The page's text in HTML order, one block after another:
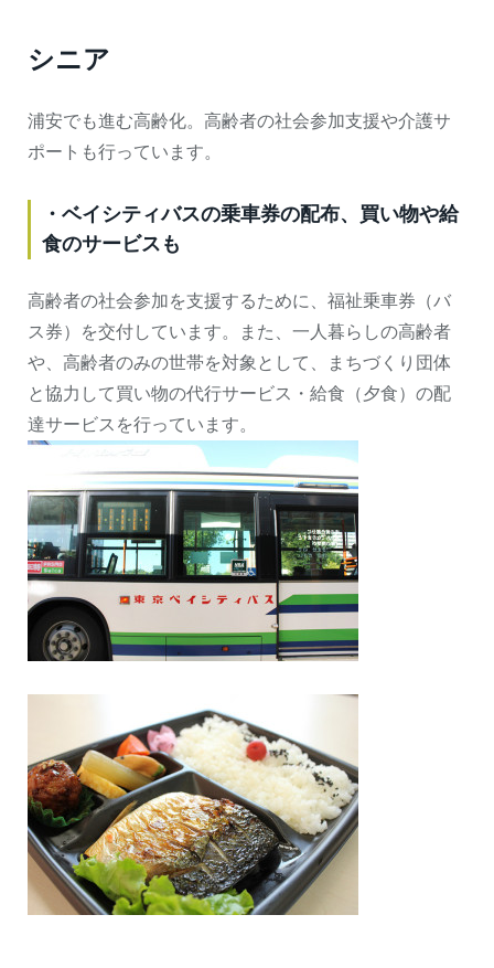
シニア
浦安でも進む高齢化。高齢者の社会参加支援や介護サ
ポートも行っています。
・ベイシティバスの乗車券の配布、買い物や給
食のサービスも
高齢者の社会参加を支援するために、福祉乗車券（バ
ス券）を交付しています。また、一人暮らしの高齢者
や、高齢者のみの世帯を対象として、まちづくり団体
と協力して買い物の代行サービス・給食（夕食）の配
達サービスを行っています。